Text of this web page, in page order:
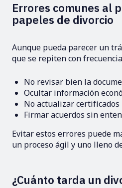
Errores comunes al
papeles de divorcio
Aunque pueda parecer un
que se repiten con
No revisar bien la
Ocultar información
No actualizar certificados
Firmar acuerdos sin
Evitar estos errores puede
un proceso ágil y uno lleno
¿Cuánto tarda un